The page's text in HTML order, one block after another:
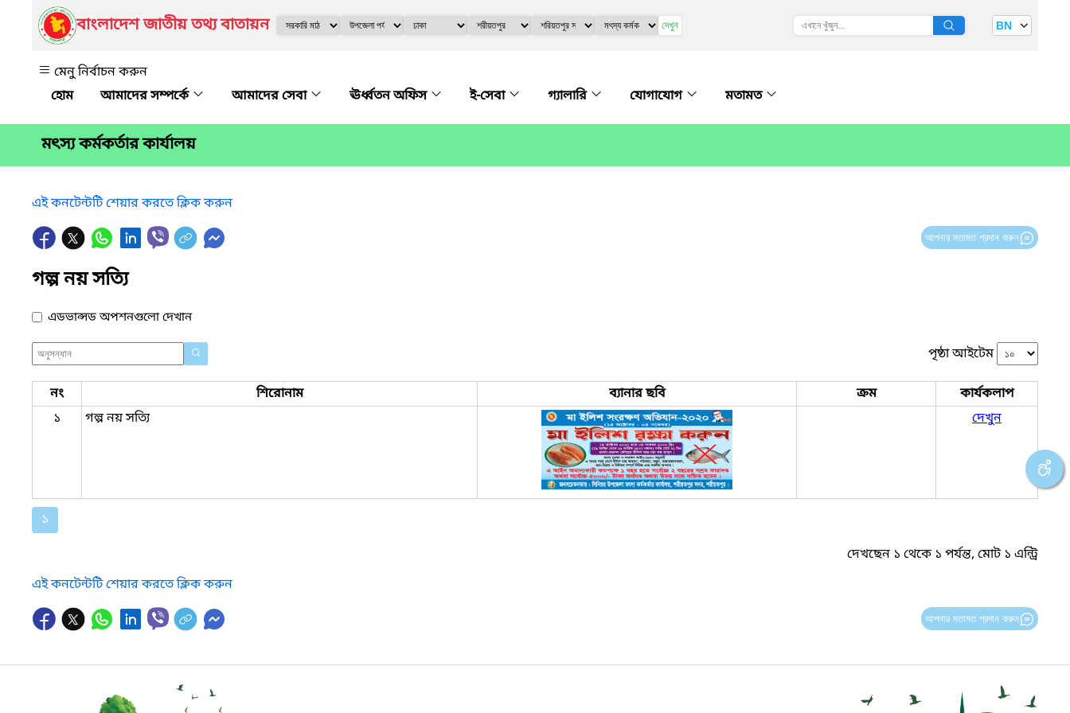
বাংলাদেশ জাতীয় তথ্য বাতায়ন দেখুন BN
মেনু নির্বাচন করুন
আমাদের সম্পর্কে
আমাদের সেবা ঊর্ধ্বতন অফিস ই-সেবা গ্যালারি যোগাযোগ মতামত
মৎস্য কর্মকর্তার কার্যালয়
এই কনটেন্টটি শেয়ার করতে ক্লিক করুন
আপনার মতামত প্রদান করুন
গল্প নয় সত্যি
এডভান্সড অপশনগুলো দেখান
পৃষ্ঠা আইটেম
নং শিরোনাম ব্যানার ছবি ক্রম
কার্যকলাপ
১
গল্প নয় সত্যি দেখুন
১
দেখছেন ১ থেকে ১ পর্যন্ত, মোট ১ এন্ট্রি
এই কনটেন্টটি শেয়ার করতে ক্লিক করুন
আপনার মতামত প্রদান করুন